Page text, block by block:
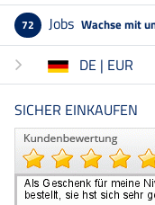
72 Jobs Wachse mit
DE | EUR
SICHER EINKAUFEN